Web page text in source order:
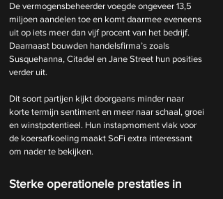
De vermogensbeheerder voegde ongeveer 13,5
miljoen aandelen toe en komt daarmee eveneens
uit op iets meer dan vijf procent van het bedrijf.
Daarnaast bouwden handelsfirma’s zoals
Susquehanna, Citadel en Jane Street hun posities
verder uit.
Dit soort partijen kijkt doorgaans minder naar
korte termijn sentiment en meer naar schaal, groei
en winstpotentieel. Hun instapmoment vlak voor
de koersafkoeling maakt SoFi extra interessant
om nader te bekijken.
Sterke operationele prestaties in